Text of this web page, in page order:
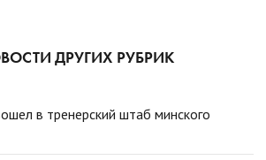
ДРУГИХ РУБРИК
в тренерский штаб минского